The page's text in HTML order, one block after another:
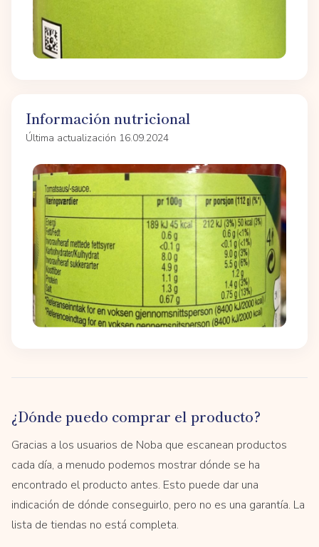
Información nutricional
Última actualización 16.09.2024
¿Dónde puedo comprar el producto?
Gracias a los usuarios de Noba que escanean productos
cada día, a menudo podemos mostrar dónde se ha
encontrado el producto antes. Esto puede dar una
indicación de dónde conseguirlo, pero no es una garantía. La
lista de tiendas no está completa.